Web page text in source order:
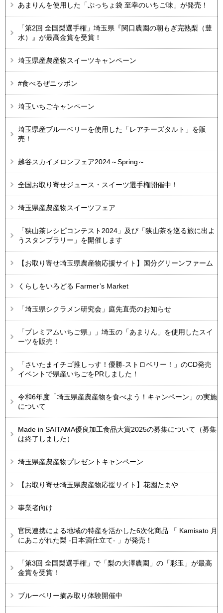
あまりんを使用した「ぷっちょ袋 至幸のいちご味」が発売！
「第2回 全国梨選手権」埼玉県『関口農園の朝もぎ完熟梨（豊
水）』が最高金賞を受賞！
埼玉県産農産物スイーツキャンペーン
#食べるぜニッポン
埼玉いちごキャンペーン
埼玉県産ブルーベリーを使用した「レアチーズタルト」を販
売！​​​​​​
越谷スカイメロンフェア2024～Spring～
全国お取り寄せジュース・スイーツ選手権開催中！
埼玉県産農産物スイーツフェア
「狭山茶レシピコンテスト2024」及び「狭山茶を巡る旅に出よ
うスタンプラリー」を開催します
【お取り寄せ埼玉県農産物応援サイト】国分グリーンファーム
くらしをいろどる Farmer’s Market
「埼玉県シクラメン研究会」庭先直売のお知らせ
「プレミアムいちご県」」埼玉の「あまりん」を使用したスイ
ーツを販売！
「さいたまイチゴ推しっす！優勝-ストロベリー！」のCD発売
イベントで県産いちごをPRしました！
令和6年度「埼玉県産農産物を食べよう！キャンペーン」の実施
について
Made in SAITAMA優良加工食品大賞2025の募集について（募集
は終了しました）
埼玉県産農産物プレゼントキャンペーン
【お取り寄せ埼玉県農産物応援サイト】花園たまや
事業者向け
官民連携による地域の特産を活かした6次化商品 「 Kamisato 月
にあこがれた梨 -日本酒仕立て- 」が発売！
「第3回 全国梨選手権」で「梨の大澤農園」の「彩玉」が最高
金賞を受賞！
ブルーベリー摘み取り体験開催中